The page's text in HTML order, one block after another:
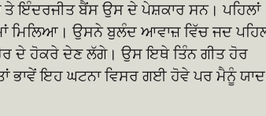
ਇੰਦਰਜੀਤ ਬੈਂਸ ਉਸ ਦੇ ਪੇਸ਼ਕਾਰ ਸਨ। ਪਹਿਲਾਂ
ਮਿਲਿਆ। ਉਸਨੇ ਬੁਲੰਦ ਆਵਾਜ਼ ਵਿੱਚ ਜਦ
ਦੇ ਹੋਕਰੇ ਦੇਣ ਲੱਗੇ। ਉਸ ਇਥੇ ਤਿੰਨ ਗੀਤ ਹੋਰ
ਭਾਵੇਂ ਇਹ ਘਟਨਾ ਵਿਸਰ ਗਈ ਹੋਵੇ ਪਰ ਮੈਨੂੰ ਯਾਦ